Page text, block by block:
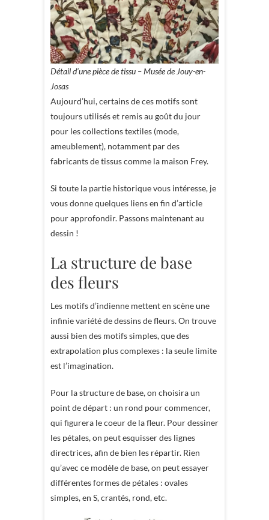
Détail d’une pièce de tissu – Musée de Jouy-en-
Josas
Aujourd’hui, certains de ces motifs sont
toujours utilisés et remis au goût du jour
pour les collections textiles (mode,
ameublement), notamment par des
fabricants de tissus comme la maison Frey.
Si toute la partie historique vous intéresse, je
vous donne quelques liens en fin d’article
pour approfondir. Passons maintenant au
dessin !
La structure de base
des fleurs
Les motifs d’indienne mettent en scène une
infinie variété de dessins de fleurs. On trouve
aussi bien des motifs simples, que des
extrapolation plus complexes : la seule limite
est l’imagination.
Pour la structure de base, on choisira un
point de départ : un rond pour commencer,
qui figurera le coeur de la fleur. Pour dessiner
les pétales, on peut esquisser des lignes
directrices, afin de bien les répartir. Rien
qu’avec ce modèle de base, on peut essayer
différentes formes de pétales : ovales
simples, en S, crantés, rond, etc.